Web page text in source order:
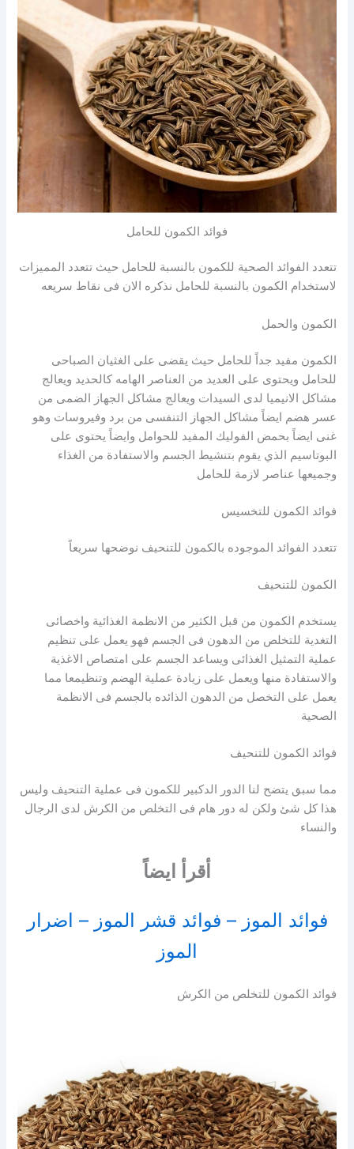
فوائد الكمون للحامل
تتعدد الفوائد الصحية للكمون بالنسبة للحامل حيث تتعدد المميزات
لاستخدام الكمون بالنسبة للحامل نذكره الان فى نقاط سريعه
الكمون والحمل
الكمون مفيد جداً للحامل حيث يقضى على الغثيان الصباحى
للحامل ويحتوى على العديد من العناصر الهامه كالحديد ويعالج
مشاكل الانيميا لدى السيدات ويعالج مشاكل الجهاز الضمى من
عسر هضم ايضاً مشاكل الجهاز التنفسى من برد وفيروسات وهو
غنى ايضاً بحمض الفوليك المفيد للحوامل وايضاً يحتوى على
البوتاسيم الذي يقوم بتنشيط الجسم والاستفادة من الغذاء
وجميعها عناصر لازمة للحامل
فوائد الكمون للتخسيس
تتعدد الفوائد الموجوده بالكمون للتنحيف نوضحها سريعاً
الكمون للتنحيف
يستخدم الكمون من قبل الكثير من الانظمة الغذائية واخصائى
التغدية للتخلص من الدهون فى الجسم فهو يعمل على تنظيم
عملية التمثيل الغذائى ويساعد الجسم على امتصاص الاغذية
والاستفادة منها ويعمل على زيادة عملية الهضم وتنظيمعا مما
يعمل على التخصل من الدهون الذائده بالجسم فى الانظمة
الصحية
فوائد الكمون للتنحيف
مما سبق يتضح لنا الدور الدكبير للكمون فى عملية التنحيف وليس
هذا كل شئ ولكن له دور هام فى التخلص من الكرش لدى الرجال
والنساء
أقرأ ايضاً
فوائد الموز – فوائد قشر الموز – اضرار
الموز
فوائد الكمون للتخلص من الكرش